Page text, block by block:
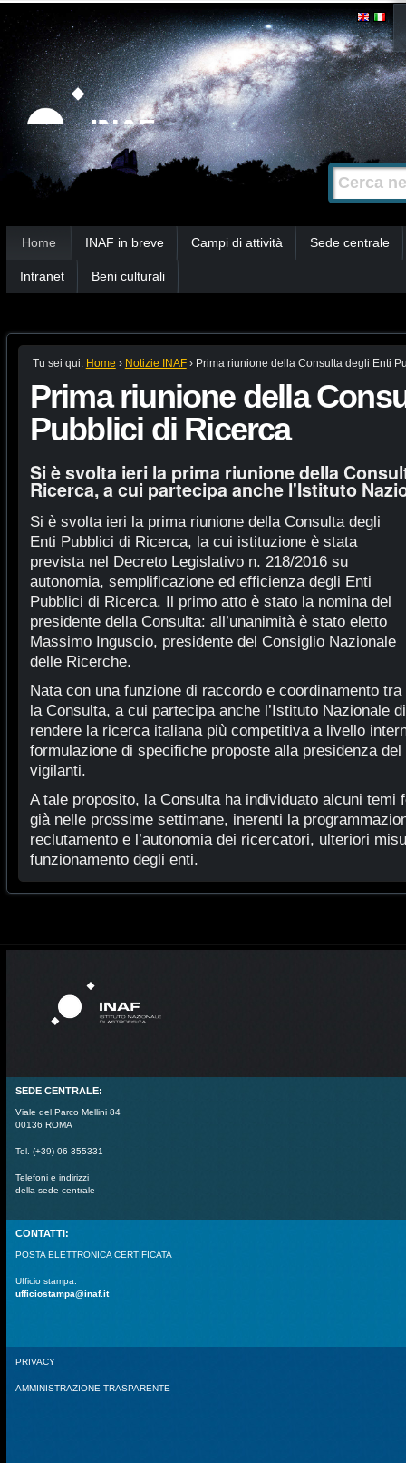
Strumenti
personali
Salta
contenuti.
|
Salta
alla
navigazione
Cerca nel
Ricerca
avanzata…
Home INAF in breve Campi di attività Sede centrale
Intranet Beni culturali
Tu sei qui: Home › Notizie INAF › Prima riunione della Consulta degli Enti
Prima riunione della
Pubblici di Ricerca
Si è svolta ieri la prima riunione della
Ricerca, a cui partecipa anche l'Istituto
Si è svolta ieri la prima riunione della Consulta degli
Enti Pubblici di Ricerca, la cui istituzione è stata
prevista nel Decreto Legislativo n. 218/2016 su
autonomia, semplificazione ed efficienza degli Enti
Pubblici di Ricerca. Il primo atto è stato la nomina del
presidente della Consulta: all’unanimità è stato eletto
Massimo Inguscio, presidente del Consiglio Nazionale
delle Ricerche.
Nata con una funzione di raccordo e coordinamento
la Consulta, a cui partecipa anche l’Istituto Nazionale
rendere la ricerca italiana più competitiva a livello
formulazione di specifiche proposte alla presidenza
vigilanti.
A tale proposito, la Consulta ha individuato alcuni temi
già nelle prossime settimane, inerenti la
reclutamento e l’autonomia dei ricercatori, ulteriori
funzionamento degli enti.
SEDE CENTRALE:
Viale del Parco Mellini 84
00136 ROMA
Tel. (+39) 06 355331
Telefoni e indirizzi
della sede centrale
CONTATTI:
POSTA ELETTRONICA CERTIFICATA
Ufficio stampa:
ufficiostampa@inaf.it
PRIVACY
AMMINISTRAZIONE TRASPARENTE